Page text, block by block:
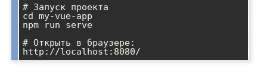
# Запуск проекта
cd my-vue-app
npm run serve
# Открыть в браузере: